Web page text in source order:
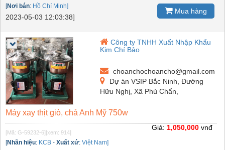
[Nơi bán: Hồ Chí Minh]
2023-05-03 12:03:38]
Mua hàng
Công ty TNHH Xuất Nhập Khẩu
Kim Chí Bảo
choanchochoancho@gmail.com
Dự án VSIP Bắc Ninh, Đường
Hữu Nghị, Xã Phù Chẩn,
Máy xay thịt giò, chả Anh Mỹ 750w
[Mã: G-59232-6][xem: 914]
[Nhãn hiệu: KCB - Xuất xứ: Việt Nam]
Giá: 1,050,000 vnđ